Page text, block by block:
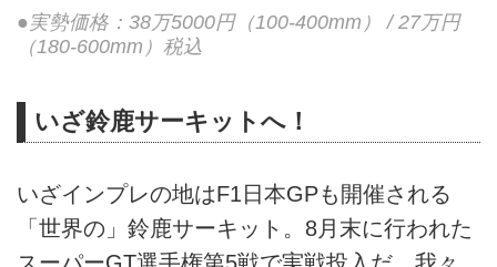
●実勢価格：38万5000円（100-400mm） / 27万円
（180-600mm）税込
いざ鈴鹿サーキットへ！
いざインプレの地はF1日本GPも開催される
「世界の」鈴鹿サーキット。8月末に行われた